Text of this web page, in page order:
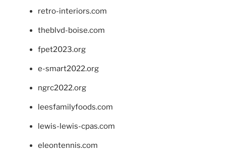
retro-interiors.com
theblvd-boise.com
fpet2023.org
e-smart2022.org
ngrc2022.org
leesfamilyfoods.com
lewis-lewis-cpas.com
eleontennis.com